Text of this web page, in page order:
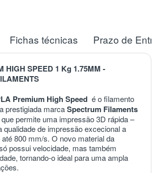
Fichas técnicas Prazo de
HIGH SPEED 1 Kg 1.75MM -
Premium High Speed é o filamento
prestigiada marcaSpectrum Filaments
quepermite uma impressão3D rápida–
qualidadede impressãoexcecionala
até800 mm/s. O novo materialda
possuivelocidade, mas também
, tornando-o idealpara umaampla
.